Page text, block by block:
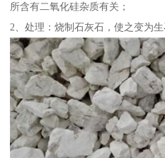
所含有二氧化硅杂质有关；
2、处理：烧制石灰石，使之变为生